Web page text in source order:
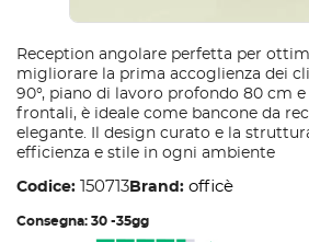
Reception angolare perfetta per
migliorare la prima accoglienza dei
90°, piano di lavoro profondo 80 cm
frontali, è ideale come bancone da
elegante. Il design curato e la
efficienza e stile in ogni ambiente
Codice: 150713 Brand: officè
Consegna: 30 -35gg